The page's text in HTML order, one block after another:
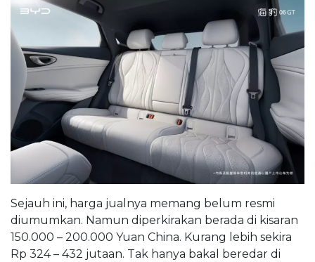
Sejauh ini, harga jualnya memang belum resmi
diumumkan. Namun diperkirakan berada di kisaran
150.000 – 200.000 Yuan China. Kurang lebih sekira
Rp 324 – 432 jutaan. Tak hanya bakal beredar di